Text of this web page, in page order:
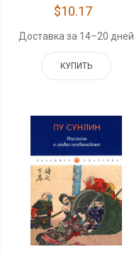
$10.17
Доставка за 14–20 дней
КУПИТЬ